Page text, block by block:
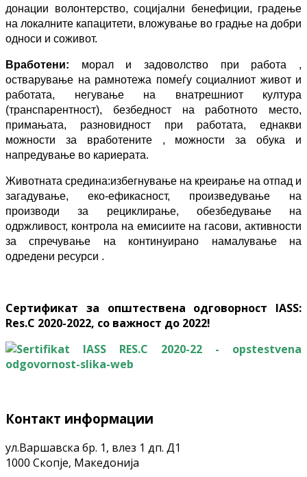
донации волонтерство, социјални бенефиции, градење
на локалните капацитети, вложување во градње на добри
односи и соживот.
Вработени: морал и задоволство при работа ,
остварување на рамнотежа помеѓу социалниот живот и
работата, негување на внатрешниот култура
(транспарентност), безбедност на работното место,
примањата, разновидност при работата, еднакви
можности за вработените , можности за обука и
напредување во кариерата.
Животната средина:избегнување на креирање на отпад и
загадување, еко-ефикасност, произведување на
производи за рециклирање, обезбедување на
одржливост, контрола на емисиите на гасови, активности
за спречување на континуирано намалување на
одредени ресурси .
Сертификат за општествена одговорност IASS:
Res.C 2020-2022, со важност до 2022!
Контакт информации
ул.Варшавска бр. 1, влез 1 дп. Д1
1000 Скопје, Македонија